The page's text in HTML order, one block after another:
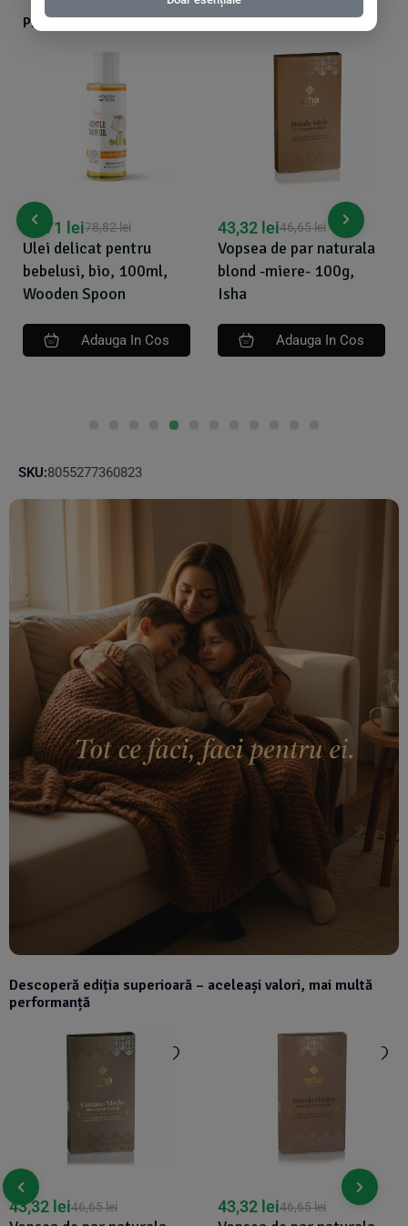
Produse din aceeasi categorie cu produsul ales
Vopsea de par naturala
blond -miere- 100g,
Isha
46,65lei
43,32 lei
Adauga In Cos
Sapun de ras cu ulei de
masline si dafin, 100g,
Isha
117,79lei
116,42lei
Adauga In Cos
SKU:8055277360823
Descoperă ediția superioară – aceleași valori, mai multă
performanță
46,65lei
43,32 lei 46,65lei
43,32 lei